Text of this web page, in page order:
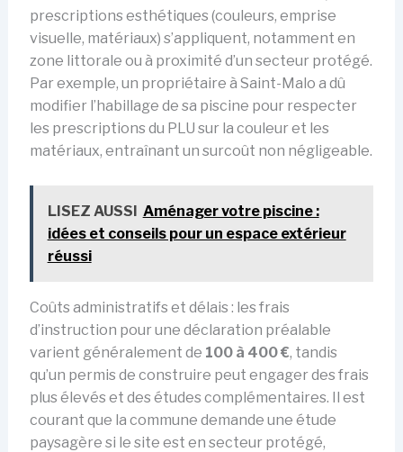
prescriptions esthétiques (couleurs, emprise
visuelle, matériaux) s’appliquent, notamment en
zone littorale ou à proximité d’un secteur protégé.
Par exemple, un propriétaire à Saint-Malo a dû
modifier l’habillage de sa piscine pour respecter
les prescriptions du PLU sur la couleur et les
matériaux, entraînant un surcoût non négligeable.
LISEZ AUSSI Aménager votre piscine :
idées et conseils pour un espace extérieur
réussi
Coûts administratifs et délais : les frais
d’instruction pour une déclaration préalable
varient généralement de 100 à 400 €, tandis
qu’un permis de construire peut engager des frais
plus élevés et des études complémentaires. Il est
courant que la commune demande une étude
paysagère si le site est en secteur protégé,